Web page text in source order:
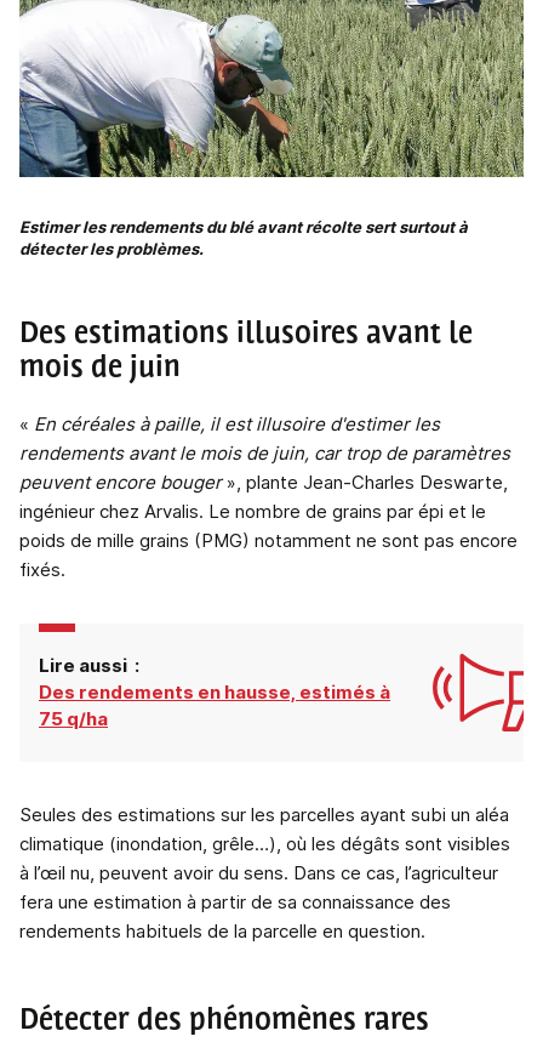
Estimer les rendements du blé avant récolte sert surtout à
détecter les problèmes.
Des estimations illusoires avant le
mois de juin
« En céréales à paille, il est illusoire d'estimer les
rendements avant le mois de juin, car trop de paramètres
peuvent encore bouger», plante Jean-Charles Deswarte,
ingénieur chez Arvalis. Le nombre de grains par épi et le
poids de mille grains (PMG) notamment ne sont pas encore
fixés.
Lire aussi :
Des rendements en hausse, estimés à
75 q/ha
Seules des estimations sur les parcelles ayant subi un aléa
climatique (inondation, grêle…), où les dégâts sont visibles
à l’œil nu, peuvent avoir du sens. Dans ce cas, l’agriculteur
fera une estimation à partir de sa connaissance des
rendements habituels de la parcelle en question.
Détecter des phénomènes rares